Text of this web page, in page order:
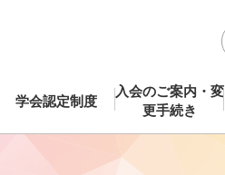
学会認定制度
入会のご案内・変
更手続き